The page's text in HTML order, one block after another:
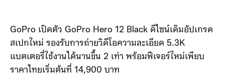
GoPro เปิดตัว GoPro Hero 12 Black ดีไซน์เดิมอัปเกรด
สเปกใหม่ รองรับการถ่ายวิดีโอความละเอียด 5.3K
แบตเตอรี่ใช้งานได้นานขึ้น 2 เท่า พร้อมฟีเจอร์ใหม่เพียบ
ราคาไทยเริ่มต้นที่ 14,900 บาท